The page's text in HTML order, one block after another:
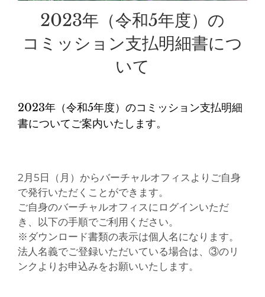
2023年（令和5年度）の
コミッション支払明細書につ
いて
2023年（令和5年度）のコミッション支払明細
書についてご案内いたします。
2月5日（月）からバーチャルオフィスよりご自身
で発行いただくことができます。
ご自身のバーチャルオフィスにログインいただ
き、以下の手順でご利用ください。
※ダウンロード書類の表示は個人名になります。
法人名義でご登録いただいている場合は、③のリ
ンクよりお申込みをお願いいたします。